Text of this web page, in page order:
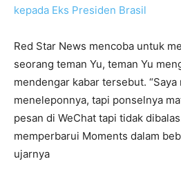
kepada Eks Presiden Brasil
Red Star News mencoba untuk
seorang teman Yu, teman Yu
mendengar kabar tersebut. “Saya
meneleponnya, tapi ponselnya
pesan di WeChat tapi tidak
memperbarui Moments dalam
ujarnya